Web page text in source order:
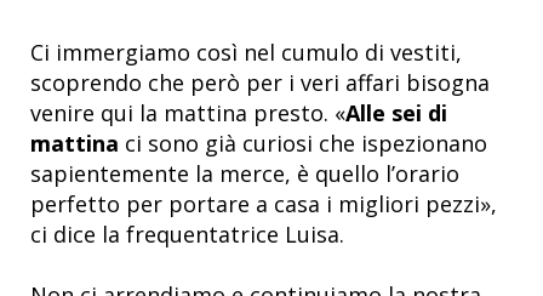
Ci immergiamo così nel cumulo di vestiti,
scoprendo che però per i veri affari bisogna
venire qui la mattina presto. «Alle sei di
mattina ci sono già curiosi che ispezionano
sapientemente la merce, è quello l’orario
perfetto per portare a casa i migliori pezzi»,
ci dice la frequentatrice Luisa.